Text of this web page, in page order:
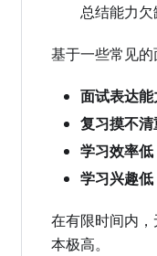
总结能力
基于一些常见
面试表达
复习摸不
学习效率低
学习兴趣低
在有限时间内
本极高。